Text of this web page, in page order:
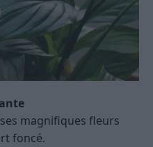
magnifiques fleurs
foncé.